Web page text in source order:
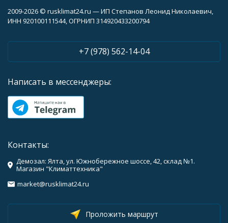
2009-2026 © rusklimat24.ru — ИП Степанов Леонид Николаевич,
ИНН 920100111544, ОГРНИП 314920433200794
+7 (978) 562-14-04
Написать в мессенджеры:
Контакты:
Демозал: Ялта, ул. Южнобережное шоссе, 42, склад №1.
Магазин "Климаттехника"
market@rusklimat24.ru
Проложить маршрут